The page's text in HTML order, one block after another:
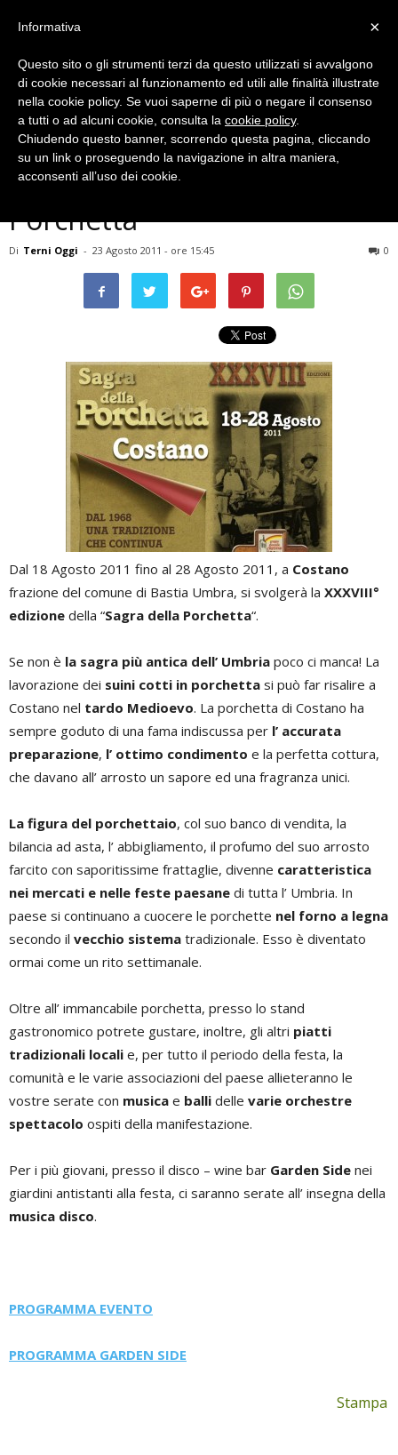
Eventi Archiviati
SAGRA – Sagra della
Porchetta
Di Terni Oggi - 23 Agosto 2011 - ore 15:45 0
Dal 18 Agosto 2011 fino al 28 Agosto 2011, a Costano
frazione del comune di Bastia Umbra, si svolgerà la XXXVIII°
edizione della “Sagra della Porchetta“.
Se non è la sagra più antica dell’ Umbria poco ci manca! La
lavorazione dei suini cotti in porchetta si può far risalire a
Costano nel tardo Medioevo. La porchetta di Costano ha
sempre goduto di una fama indiscussa per l’ accurata
preparazione, l’ ottimo condimento e la perfetta cottura,
che davano all’ arrosto un sapore ed una fragranza unici.
La figura del porchettaio, col suo banco di vendita, la
bilancia ad asta, l’ abbigliamento, il profumo del suo arrosto
farcito con saporitissime frattaglie, divenne caratteristica
nei mercati e nelle feste paesane di tutta l’ Umbria. In
paese si continuano a cuocere le porchette nel forno a legna
secondo il vecchio sistema tradizionale. Esso è diventato
ormai come un rito settimanale.
Oltre all’ immancabile porchetta, presso lo stand
gastronomico potrete gustare, inoltre, gli altri piatti
tradizionali locali e, per tutto il periodo della festa, la
comunità e le varie associazioni del paese allieteranno le
vostre serate con musica e balli delle varie orchestre
spettacolo ospiti della manifestazione.
Per i più giovani, presso il disco – wine bar Garden Side nei
giardini antistanti alla festa, ci saranno serate all’ insegna della
musica disco.
PROGRAMMA EVENTO
PROGRAMMA GARDEN SIDE
Stampa
×
Informativa
Questo sito o gli strumenti terzi da questo utilizzati si avvalgono
di cookie necessari al funzionamento ed utili alle finalità illustrate
nella cookie policy. Se vuoi saperne di più o negare il consenso
a tutti o ad alcuni cookie, consulta la cookie policy.
Chiudendo questo banner, scorrendo questa pagina, cliccando
su un link o proseguendo la navigazione in altra maniera,
acconsenti all’uso dei cookie.